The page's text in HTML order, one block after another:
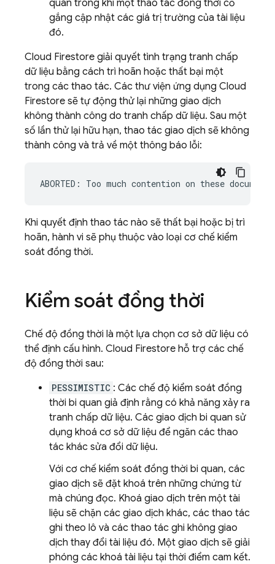
quán trong khi một thao tác đồng thời cố
gắng cập nhật các giá trị trường của tài liệu
đó.
Cloud Firestore giải quyết tình trạng tranh chấp
dữ liệu bằng cách trì hoãn hoặc thất bại một
trong các thao tác. Các thư viện ứng dụng Cloud
Firestore sẽ tự động thử lại những giao dịch
không thành công do tranh chấp dữ liệu. Sau một
số lần thử lại hữu hạn, thao tác giao dịch sẽ không
thành công và trả về một thông báo lỗi:
Khi quyết định thao tác nào sẽ thất bại hoặc bị trì
hoãn, hành vi sẽ phụ thuộc vào loại cơ chế kiểm
soát đồng thời.
Kiểm soát đồng thời
Chế độ đồng thời là một lựa chọn cơ sở dữ liệu có
thể định cấu hình. Cloud Firestore hỗ trợ các chế
độ đồng thời sau:
PESSIMISTIC : Các chế độ kiểm soát đồng
thời bi quan giả định rằng có khả năng xảy ra
tranh chấp dữ liệu. Các giao dịch bi quan sử
dụng khoá cơ sở dữ liệu để ngăn các thao
tác khác sửa đổi dữ liệu.
Với cơ chế kiểm soát đồng thời bi quan, các
giao dịch sẽ đặt khoá trên những chứng từ
mà chúng đọc. Khoá giao dịch trên một tài
liệu sẽ chặn các giao dịch khác, các thao tác
ghi theo lô và các thao tác ghi không giao
dịch thay đổi tài liệu đó. Một giao dịch sẽ giải
phóng các khoá tài liệu tại thời điểm cam kết.